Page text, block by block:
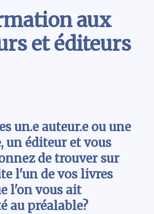
aux
et éditeurs
un.e auteur.e ou une
un éditeur et vous
de trouver sur
l'un de vos livres
l'on vous ait
au préalable?